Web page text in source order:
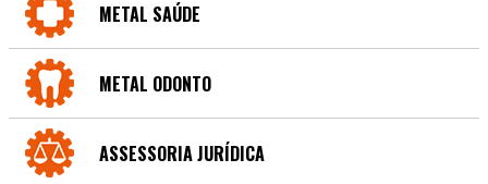
METAL SAÚDE
METAL ODONTO
ASSESSORIA JURÍDICA